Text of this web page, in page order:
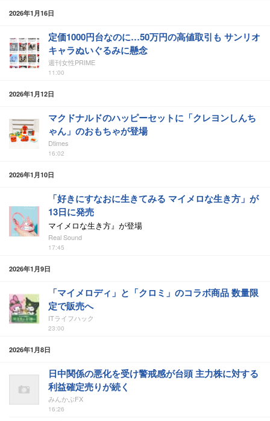
2026年1月16日
定価1000円台なのに…50万円の高値取引も サンリオ
キャラぬいぐるみに懸念
週刊女性PRIME
11:00
2026年1月12日
マクドナルドのハッピーセットに「クレヨンしんち
ゃん」のおもちゃが登場
Dtimes
16:02
2026年1月10日
「好きにすなおに生きてみる マイメロな生き方」が
13日に発売
マイメロな生き方』が登場
Real Sound
17:45
2026年1月9日
「マイメロディ」と「クロミ」のコラボ商品 数量限
定で販売へ
ITライフハック
23:00
2026年1月8日
日中関係の悪化を受け警戒感が台頭 主力株に対する
利益確定売りが続く
みんかぶFX
16:26